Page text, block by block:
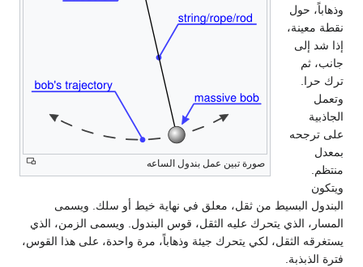
صورة تبين عمل بندول الساعه
وذهاباً، حول
نقطة معينة،
إذا شد إلى
جانب، ثم
ترك حرا.
وتعمل
الجاذبية
على ترجحه
بمعدل
منتظم.
ويتكون
البندول البسيط من ثقل، معلق في نهاية خيط أو سلك. ويسمى
المسار، الذي يتحرك عليه الثقل، قوس البندول. ويسمى الزمن، الذي
يستغرقه الثقل، لكي يتحرك جيئة وذهاباً، مرة واحدة، على هذا القوس،
فترة الذبذبة.